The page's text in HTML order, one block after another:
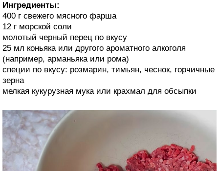
Ингредиенты:
400 г свежего мясного фарша
12 г морской соли
молотый черный перец по вкусу
25 мл коньяка или другого ароматного алкоголя
(например, арманьяка или рома)
специи по вкусу: розмарин, тимьян, чеснок, горчичные
зерна
мелкая кукурузная мука или крахмал для обсыпки